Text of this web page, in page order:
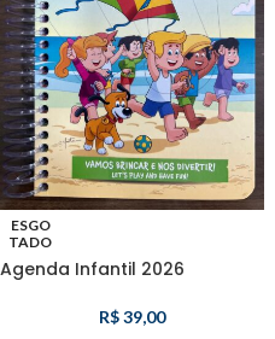
ESGO
TADO
Agenda Infantil 2026
R$39,00